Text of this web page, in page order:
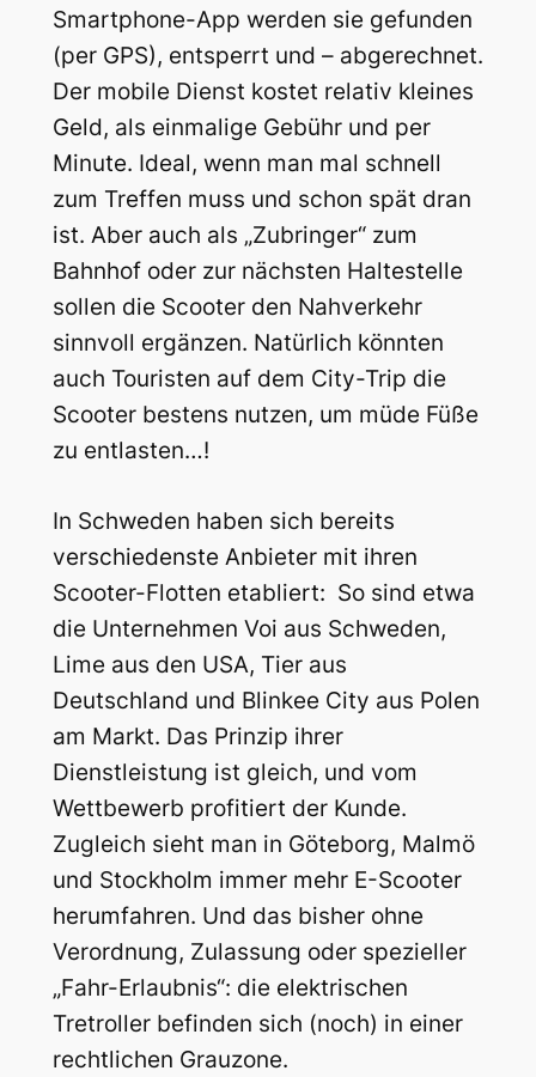
Smartphone-App werden sie gefunden
(per GPS), entsperrt und – abgerechnet.
Der mobile Dienst kostet relativ kleines
Geld, als einmalige Gebühr und per
Minute. Ideal, wenn man mal schnell
zum Treffen muss und schon spät dran
ist. Aber auch als „Zubringer“ zum
Bahnhof oder zur nächsten Haltestelle
sollen die Scooter den Nahverkehr
sinnvoll ergänzen. Natürlich könnten
auch Touristen auf dem City-Trip die
Scooter bestens nutzen, um müde Füße
zu entlasten…!
In Schweden haben sich bereits
verschiedenste Anbieter mit ihren
Scooter-Flotten etabliert: So sind etwa
die Unternehmen Voi aus Schweden,
Lime aus den USA, Tier aus
Deutschland und Blinkee City aus Polen
am Markt. Das Prinzip ihrer
Dienstleistung ist gleich, und vom
Wettbewerb profitiert der Kunde.
Zugleich sieht man in Göteborg, Malmö
und Stockholm immer mehr E-Scooter
herumfahren. Und das bisher ohne
Verordnung, Zulassung oder spezieller
„Fahr-Erlaubnis“: die elektrischen
Tretroller befinden sich (noch) in einer
rechtlichen Grauzone.